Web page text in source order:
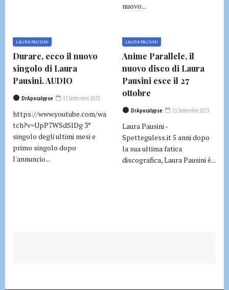
nuovo...
LAURA PAUSINI
Durare, ecco il nuovo
singolo di Laura
Pausini. AUDIO
DrApocalypse 15 Settembre 2023
https://www.youtube.com/wa
tch?v=UpP7WSdSlDg 3°
singolo degli ultimi mesi e
primo singolo dopo
l'annuncio...
LAURA PAUSINI
Anime Parallele, il
nuovo disco di Laura
Pausini esce il 27
ottobre
DrApocalypse 11 Settembre 2023
Laura Pausini -
Spetteguless.it 5 anni dopo
la sua ultima fatica
discografica, Laura Pausini è...